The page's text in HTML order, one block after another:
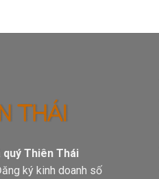
đá quý Thiên Thái
ký kinh doanh số